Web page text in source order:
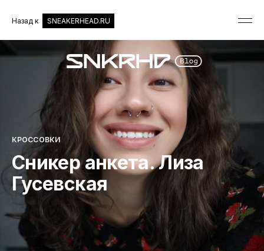
Назад к SNEAKERHEAD.RU
КРОССОВКИ
Cникер анкета. Лиза
Гусевская